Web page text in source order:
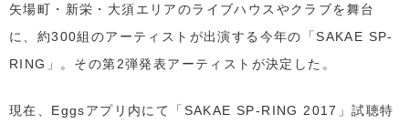
矢場町・新栄・大須エリアのライブハウスやクラブを舞台
に、約300組のアーティストが出演する今年の「SAKAE SP-
RING」。その第2弾発表アーティストが決定した。
現在、Eggsアプリ内にて「SAKAE SP-RING 2017」試聴特